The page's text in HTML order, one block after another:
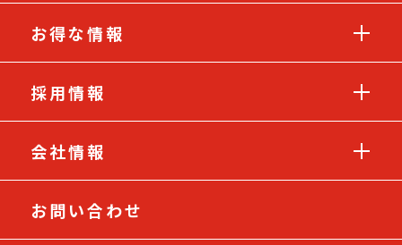
お得な情報
採用情報
会社情報
お問い合わせ